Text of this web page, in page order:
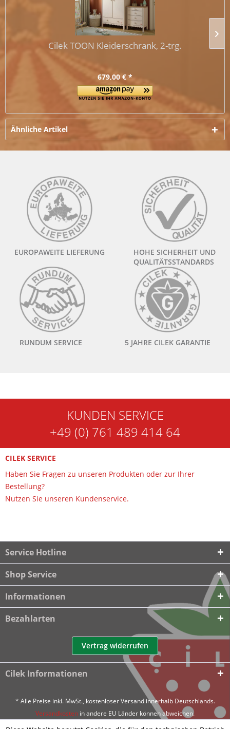
Cilek TOON Kleiderschrank, 2-trg.
679,00 € *
Ähnliche Artikel
EUROPAWEITE LIEFERUNG
HOHE SICHERHEIT UND
QUALITÄTSSTANDARDS
RUNDUM SERVICE 5 JAHRE CILEK GARANTIE
KUNDEN SERVICE
+49 (0) 761 489 414 64
CILEK SERVICE
Haben Sie Fragen zu unseren Produkten oder zur Ihrer
Bestellung?
Nutzen Sie unseren Kundenservice.
Service Hotline
Shop Service
Informationen
Bezahlarten
Vertrag widerrufen
Cilek Informationen
* Alle Preise inkl. MwSt., kostenloser Versand innerhalb Deutschlands.
Versandkosten in andere EU Länder können abweichen.